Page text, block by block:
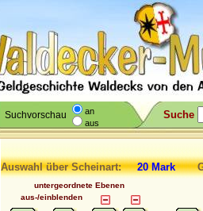
Suchvorschau
an
aus
Suche
Auswahl über Scheinart:20 Mark
untergeordnete Ebenen
aus-/einblenden